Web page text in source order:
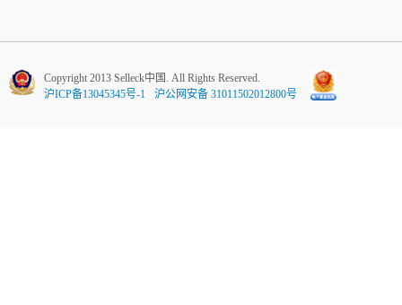
Copyright 2013 Selleck中国. All Rights Reserved.
沪ICP备13045345号-1
沪公网安备 31011502012800号